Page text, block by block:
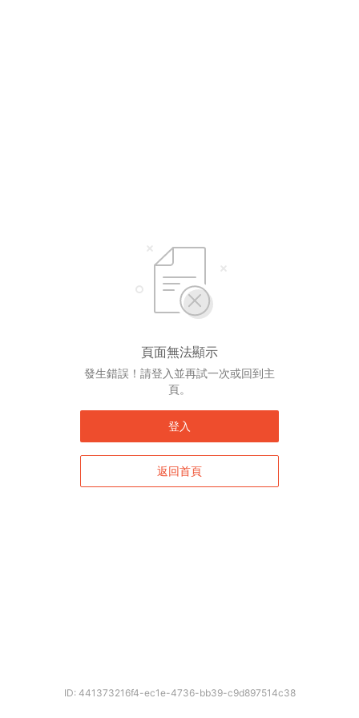
頁面無法顯示
發生錯誤！請登入並再試一次或回到主
頁。
登入
返回首頁
ID: 441373216f4-ec1e-4736-bb39-c9d897514c38